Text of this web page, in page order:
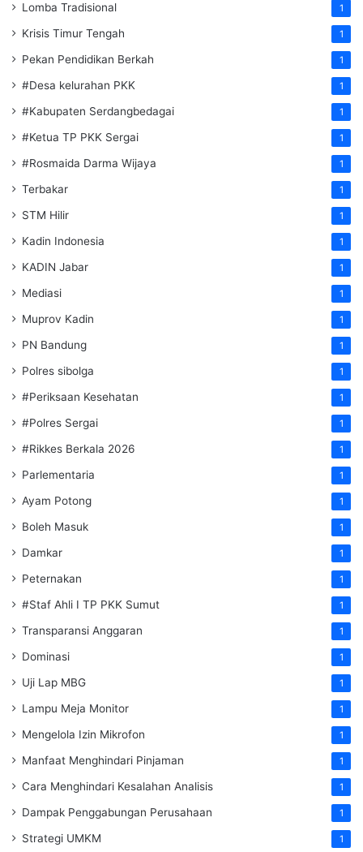
Lomba Tradisional 1
Krisis Timur Tengah 1
Pekan Pendidikan Berkah 1
#Desa kelurahan PKK 1
#Kabupaten Serdangbedagai 1
#Ketua TP PKK Sergai 1
#Rosmaida Darma Wijaya 1
Terbakar 1
STM Hilir 1
Kadin Indonesia 1
KADIN Jabar 1
Mediasi 1
Muprov Kadin 1
PN Bandung 1
Polres sibolga 1
#Periksaan Kesehatan 1
#Polres Sergai 1
#Rikkes Berkala 2026 1
Parlementaria 1
Ayam Potong 1
Boleh Masuk 1
Damkar 1
Peternakan 1
#Staf Ahli I TP PKK Sumut 1
Transparansi Anggaran 1
Dominasi 1
Uji Lap MBG 1
Lampu Meja Monitor 1
Mengelola Izin Mikrofon 1
Manfaat Menghindari Pinjaman 1
Cara Menghindari Kesalahan Analisis 1
Dampak Penggabungan Perusahaan 1
Strategi UMKM 1